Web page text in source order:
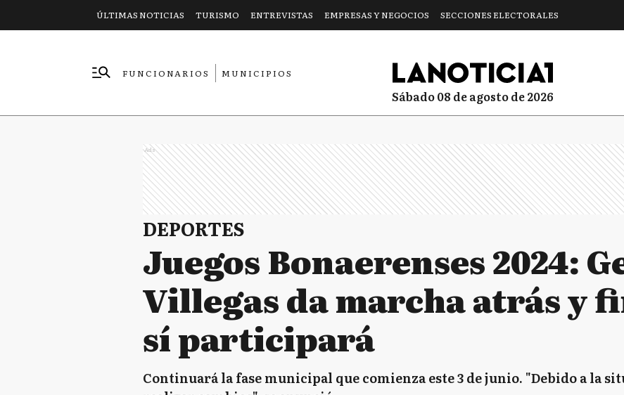
ÚLTIMAS NOTICIAS TURISMO ENTREVISTAS EMPRESAS Y NEGOCIOS SECCIONES ELECTORALES
FUNCIONARIOS
MUNICIPIOS
sábado 08 de agosto de 2026
Ads
DEPORTES
Juegos Bonaerenses 2024:
Villegas da marcha atrás y
sí participará
Continuará la fase municipal que comienza este 3 de junio. "Debido a la